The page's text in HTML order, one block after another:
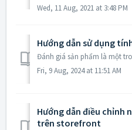
Wed, 11 Aug, 2021 at 3:48 PM
Hướng dẫn sử dụng
Fri, 9 Aug, 2024 at 11:51 AM
Hướng dẫn điều chỉnh
trên storefront